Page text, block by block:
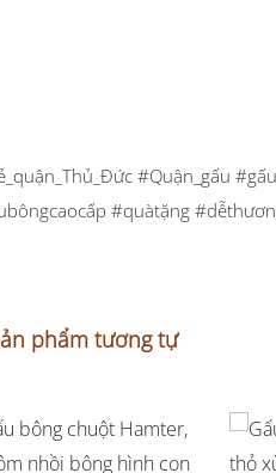
#Quận_gấu
#quàtặng
phẩm tương tự